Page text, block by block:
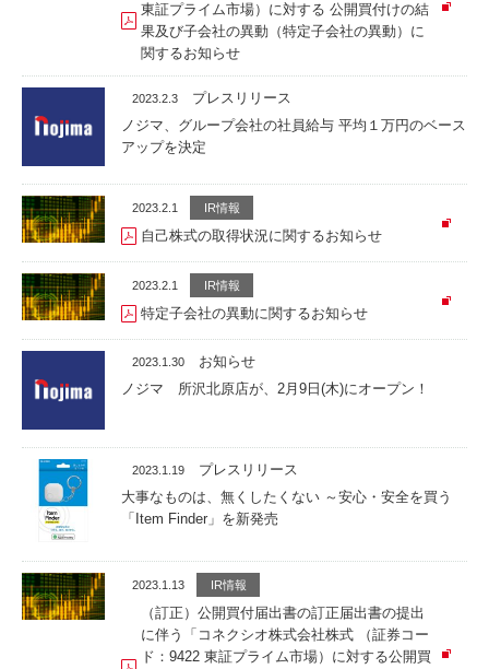
東証プライム市場）に対する 公開買付けの結
果及び子会社の異動（特定子会社の異動）に
関するお知らせ
2023.2.3
プレスリリース
ノジマ、グループ会社の社員給与 平均１万円のベース
アップを決定
2023.2.1 IR情報
自己株式の取得状況に関するお知らせ
2023.2.1 IR情報
特定子会社の異動に関するお知らせ
2023.1.30
お知らせ
ノジマ 所沢北原店が、2月9日(木)にオープン！
2023.1.19
プレスリリース
大事なものは、無くしたくない ～安心・安全を買う
「Item Finder」を新発売
2023.1.13 IR情報
（訂正）公開買付届出書の訂正届出書の提出
に伴う「コネクシオ株式会社株式 （証券コー
ド：9422 東証プライム市場）に対する公開買